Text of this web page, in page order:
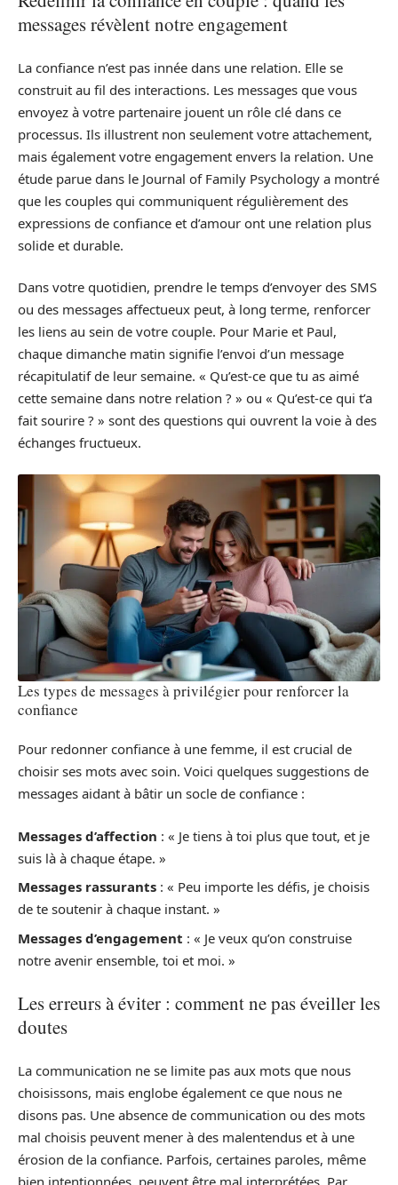
messages révèlent notre engagement
La confiance n’est pas innée dans une relation. Elle se
construit au fil des interactions. Les messages que vous
envoyez à votre partenaire jouent un rôle clé dans ce
processus. Ils illustrent non seulement votre attachement,
mais également votre engagement envers la relation. Une
étude parue dans le Journal of Family Psychology a montré
que les couples qui communiquent régulièrement des
expressions de confiance et d’amour ont une relation plus
solide et durable.
Dans votre quotidien, prendre le temps d’envoyer des SMS
ou des messages affectueux peut, à long terme, renforcer
les liens au sein de votre couple. Pour Marie et Paul,
chaque dimanche matin signifie l’envoi d’un message
récapitulatif de leur semaine. « Qu’est-ce que tu as aimé
cette semaine dans notre relation ? » ou « Qu’est-ce qui t’a
fait sourire ? » sont des questions qui ouvrent la voie à des
échanges fructueux.
Les types de messages à privilégier pour renforcer la
confiance
Pour redonner confiance à une femme, il est crucial de
choisir ses mots avec soin. Voici quelques suggestions de
messages aidant à bâtir un socle de confiance :
Messages d’affection : « Je tiens à toi plus que tout, et je
suis là à chaque étape. »
Messages rassurants : « Peu importe les défis, je choisis
de te soutenir à chaque instant. »
Messages d’engagement : « Je veux qu’on construise
notre avenir ensemble, toi et moi. »
Les erreurs à éviter : comment ne pas éveiller les
doutes
La communication ne se limite pas aux mots que nous
choisissons, mais englobe également ce que nous ne
disons pas. Une absence de communication ou des mots
mal choisis peuvent mener à des malentendus et à une
érosion de la confiance. Parfois, certaines paroles, même
bien intentionnées, peuvent être mal interprétées. Par